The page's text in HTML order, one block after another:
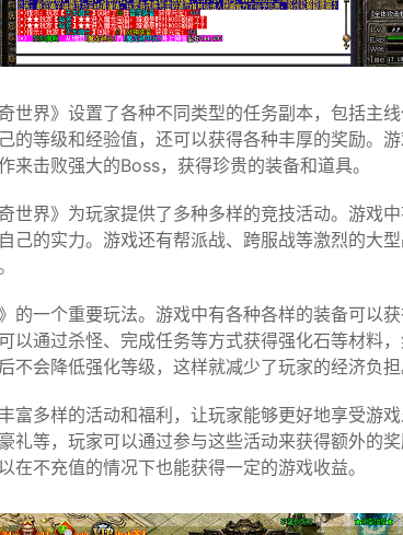
世界》设置了各种不同类型的任务副本，包括主
的等级和经验值，还可以获得各种丰厚的奖励。游
来击败强大的Boss，获得珍贵的装备和道具。
世界》为玩家提供了多种多样的竞技活动。游戏
己的实力。游戏还有帮派战、跨服战等激烈的大
的一个重要玩法。游戏中有各种各样的装备可以
以通过杀怪、完成任务等方式获得强化石等材料
不会降低强化等级，这样就减少了玩家的经济负担
富多样的活动和福利，让玩家能够更好地享受游
礼等，玩家可以通过参与这些活动来获得额外的奖
在不充值的情况下也能获得一定的游戏收益。